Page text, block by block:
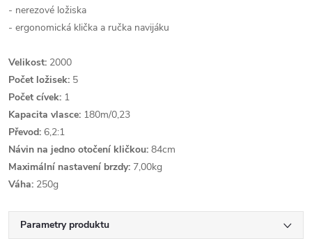
- nerezové ložiska
- ergonomická klička a ručka navijáku
Velikost: 2000
Počet ložisek: 5
Počet cívek: 1
Kapacita vlasce: 180m/0,23
Převod: 6,2:1
Návin na jedno otočení kličkou: 84cm
Maximální nastavení brzdy: 7,00kg
Váha: 250g
Parametry produktu